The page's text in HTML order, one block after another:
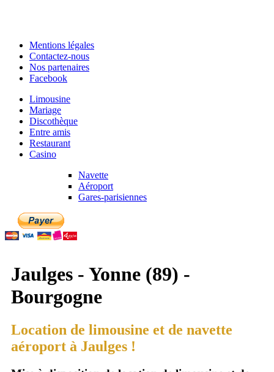
Mentions légales
Contactez-nous
Nos partenaires
Facebook
Limousine
Mariage
Discothèque
Entre amis
Restaurant
Casino
Navette
Aéroport
Gares-parisiennes
Jaulges - Yonne (89) -
Bourgogne
Location de limousine et de navette
aéroport à Jaulges !